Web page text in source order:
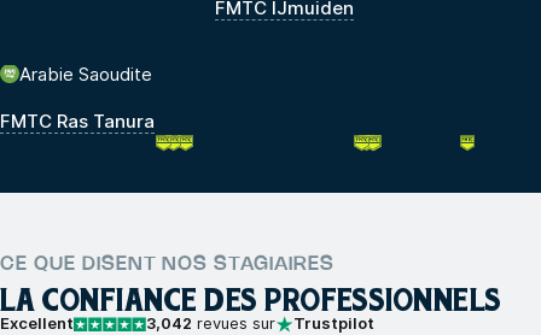
FMTC IJmuiden
Arabie Saoudite
FMTC Ras Tanura
CE QUE DISENT NOS STAGIAIRES
LA CONFIANCE DES PROFESSIONNELS
Excellent 3,042 revues sur Trustpilot